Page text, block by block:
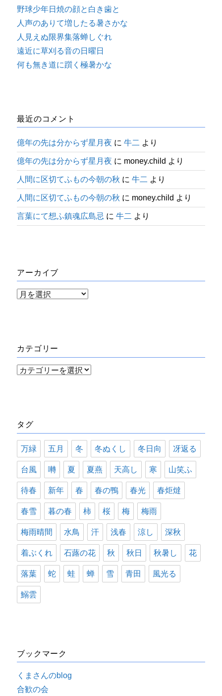
野球少年日焼の顔と白き歯と
人声のありて増したる暑さかな
人見えぬ限界集落蝉しぐれ
遠近に草刈る音の日曜日
何も無き道に躓く極暑かな
最近のコメント
億年の先は分からず星月夜 に牛二 より
億年の先は分からず星月夜 に money.child より
人間に区切てふもの今朝の秋 に牛二 より
人間に区切てふもの今朝の秋 に money.child より
言葉にて想ふ鎮魂広島忌 に牛二 より
アーカイブ
ア
ブ
カテゴリー
カ
ー
タグ
万緑 五月 冬 冬ぬくし 冬日向 冴返る
台風 囀 夏 夏燕 天高し 寒 山笑ふ
待春 新年 春 春の鴨 春光 春炬燵
春雪 暮の春 柿 桜 梅 梅雨
梅雨晴間 水鳥 汗 浅春 涼し 深秋
着ぶくれ 石蕗の花 秋 秋日 秋暑し 花
落葉 蛇 蛙 蝉 雪 青田 風光る
鰯雲
ブックマーク
くまさんのblog
合歓の会